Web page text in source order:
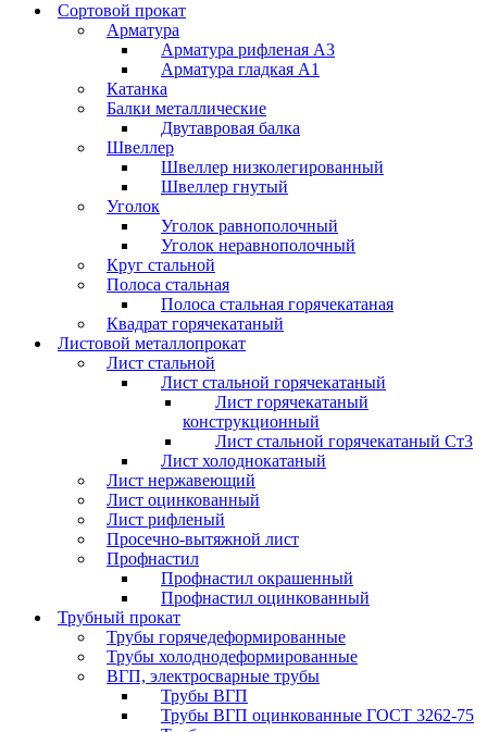
Сортовой прокат
Арматура
Арматура рифленая А3
Арматура гладкая А1
Катанка
Балки металлические
Двутавровая балка
Швеллер
Швеллер низколегированный
Швеллер гнутый
Уголок
Уголок равнополочный
Уголок неравнополочный
Круг стальной
Полоса стальная
Полоса стальная горячекатаная
Квадрат горячекатаный
Листовой металлопрокат
Лист стальной
Лист стальной горячекатаный
Лист горячекатаный
конструкционный
Лист стальной горячекатаный Ст3
Лист холоднокатаный
Лист нержавеющий
Лист оцинкованный
Лист рифленый
Просечно-вытяжной лист
Профнастил
Профнастил окрашенный
Профнастил оцинкованный
Трубный прокат
Трубы горячедеформированные
Трубы холоднодеформированные
ВГП, электросварные трубы
Трубы ВГП
Трубы ВГП оцинкованные ГОСТ 3262-75